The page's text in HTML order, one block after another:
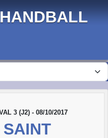
3 (J2) - 08/10/2017